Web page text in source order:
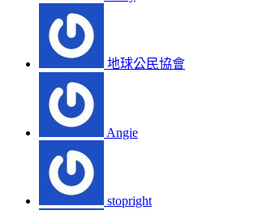
地球公民協會
Angie
stopright